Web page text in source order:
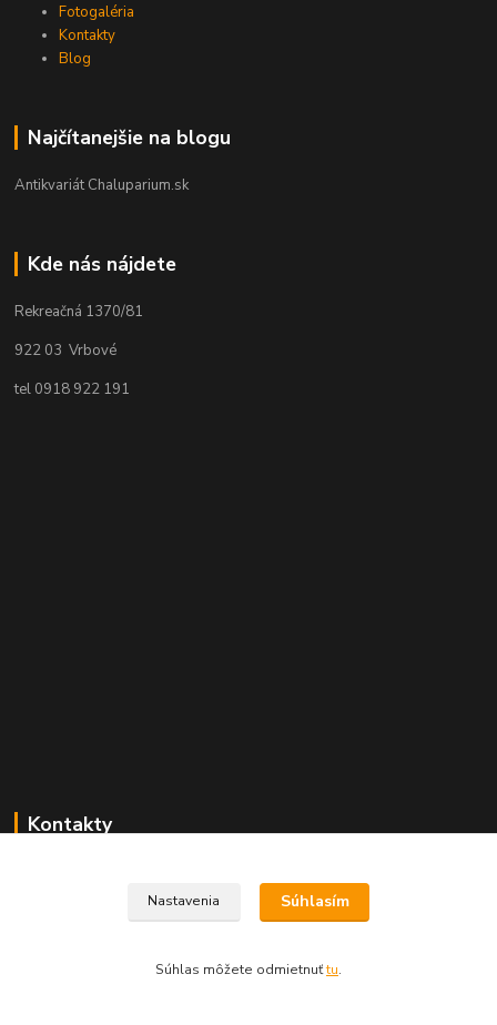
Fotogaléria
Kontakty
Blog
Najčítanejšie na blogu
Antikvariát Chaluparium.sk
Kde nás nájdete
Rekreačná 1370/81
922 03 Vrbové
tel 0918 922 191
Kontakty
Nastavenia Súhlasím
Súhlas môžete odmietnuťtu.